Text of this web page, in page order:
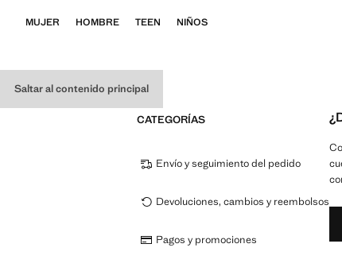
Saltar al contenido principal
MUJER HOMBRE TEEN NIÑOS
CATEGORÍAS
Envío y seguimiento del pedido
Devoluciones, cambios y reembolsos
Pagos y promociones